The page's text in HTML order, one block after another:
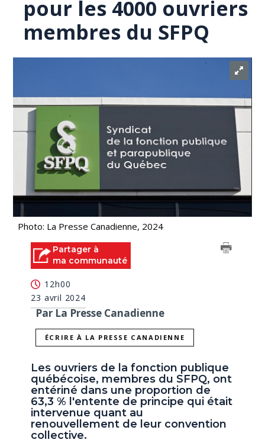
pour les 4000 ouvriers
membres du SFPQ
Photo: La Presse Canadienne, 2024
Partager à
ma communauté
12h00
23 avril 2024
Par La Presse Canadienne
ÉCRIRE À LA PRESSE CANADIENNE
Les ouvriers de la fonction publique
québécoise, membres du SFPQ, ont
entériné dans une proportion de
63,3 % l'entente de principe qui était
intervenue quant au
renouvellement de leur convention
collective.